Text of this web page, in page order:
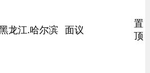
龙江.哈尔滨 面议
置
顶